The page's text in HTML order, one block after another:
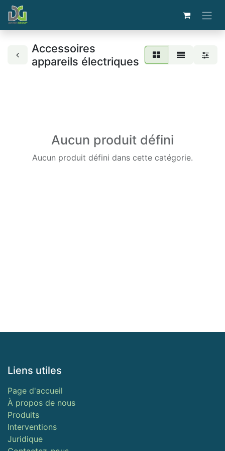
Accessoires
appareils électriques
Aucun produit défini
Aucun produit défini dans cette catégorie.
Liens utiles
Page d'accueil
À propos de nous
Produits
Interventions
Juridique